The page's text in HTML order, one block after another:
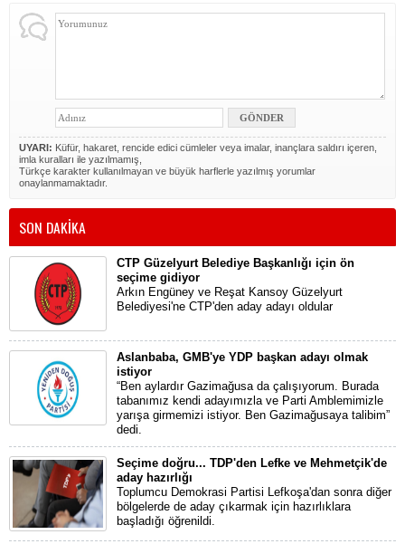
UYARI: Küfür, hakaret, rencide edici cümleler veya imalar, inançlara saldırı içeren,
imla kuralları ile yazılmamış,
Türkçe karakter kullanılmayan ve büyük harflerle yazılmış yorumlar
onaylanmamaktadır.
SON DAKİKA
CTP Güzelyurt Belediye Başkanlığı için ön
seçime gidiyor
Arkın Engüney ve Reşat Kansoy Güzelyurt
Belediyesi'ne CTP'den aday adayı oldular
Aslanbaba, GMB'ye YDP başkan adayı olmak
istiyor
“Ben aylardır Gazimağusa da çalışıyorum. Burada
tabanımız kendi adayımızla ve Parti Amblemimizle
yarışa girmemizi istiyor. Ben Gazimağusaya talibim”
dedi.
Seçime doğru... TDP'den Lefke ve Mehmetçik'de
aday hazırlığı
Toplumcu Demokrasi Partisi Lefkoşa'dan sonra diğer
bölgelerde de aday çıkarmak için hazırlıklara
başladığı öğrenildi.